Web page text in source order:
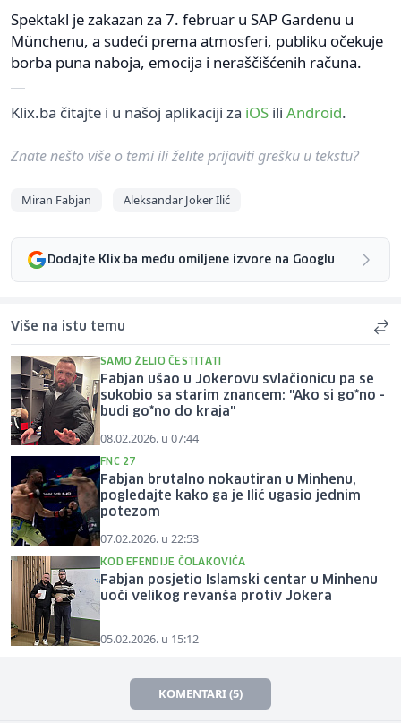
Spektakl je zakazan za 7. februar u SAP Gardenu u
Münchenu, a sudeći prema atmosferi, publiku očekuje
borba puna naboja, emocija i neraščišćenih računa.
Klix.ba čitajte i u našoj aplikaciji za iOS ili Android.
Znate nešto više o temi ili želite prijaviti grešku u tekstu?
Miran Fabjan Aleksandar Joker Ilić
Dodajte Klix.ba među omiljene izvore na Googlu
Više na istu temu
SAMO ŽELIO ČESTITATI
Fabjan ušao u Jokerovu svlačionicu pa se
sukobio sa starim znancem: "Ako si go*no -
budi go*no do kraja"
08.02.2026. u 07:44
FNC 27
Fabjan brutalno nokautiran u Minhenu,
pogledajte kako ga je Ilić ugasio jednim
potezom
07.02.2026. u 22:53
KOD EFENDIJE ČOLAKOVIĆA
Fabjan posjetio Islamski centar u Minhenu
uoči velikog revanša protiv Jokera
05.02.2026. u 15:12
KOMENTARI (5)